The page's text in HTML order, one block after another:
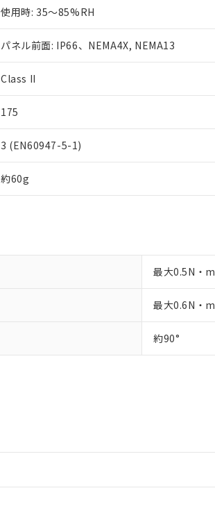
使用時: 35～85%RH
パネル前面: IP66、NEMA4X, NEMA13
Class II
175
3 (EN60947-5-1)
約60g
最大0.5N・m
最大0.6N・m
約90°